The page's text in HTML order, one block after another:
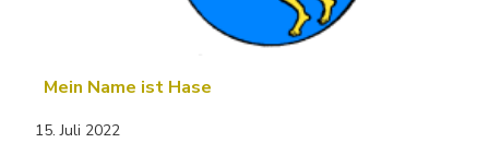
Mein Name ist Hase
15. Juli 2022